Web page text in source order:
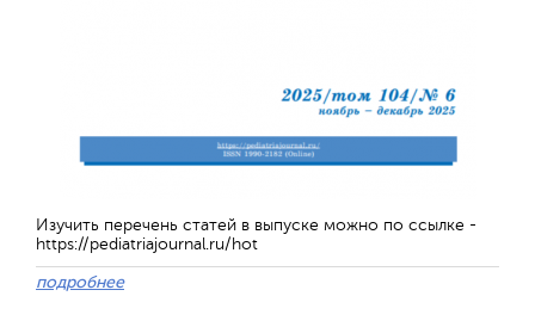
Изучить перечень статей в выпуске можно по ссылке -
https://pediatriajournal.ru/hot
подробнее